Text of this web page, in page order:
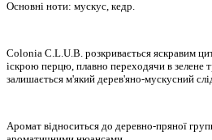
Основні ноти: мускус, кедр.
Colonia C.L.U.B. розкривається яскравим
іскрою перцю, плавно переходячи в зелене
залишається м'який дерев'яно-мускусний
Аромат відноситься до деревно-пряної